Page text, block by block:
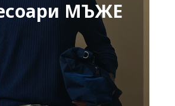
МЪЖЕ